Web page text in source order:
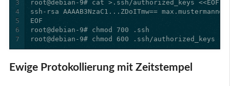
3
4
5
6
7
root@debian-9# chmod 600 .ssh/authorized_keys
Ewige Protokollierung mit Zeitstempel